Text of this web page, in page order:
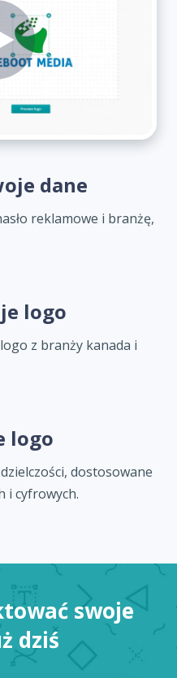
dane
reklamowe i branżę,
logo
z branży kanada i
logo
dostosowane
i cyfrowych.
swoje
dziś